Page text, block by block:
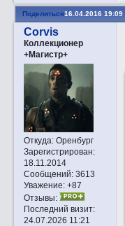
Поделиться16.04.2016 19:09
Corvis
Коллекционер
+Магистр+
Откуда:Оренбург
Зарегистрирован:
18.11.2014
Сообщений:3613
Уважение: +87
Отзывы:
Последний визит:
24.07.2026 11:21